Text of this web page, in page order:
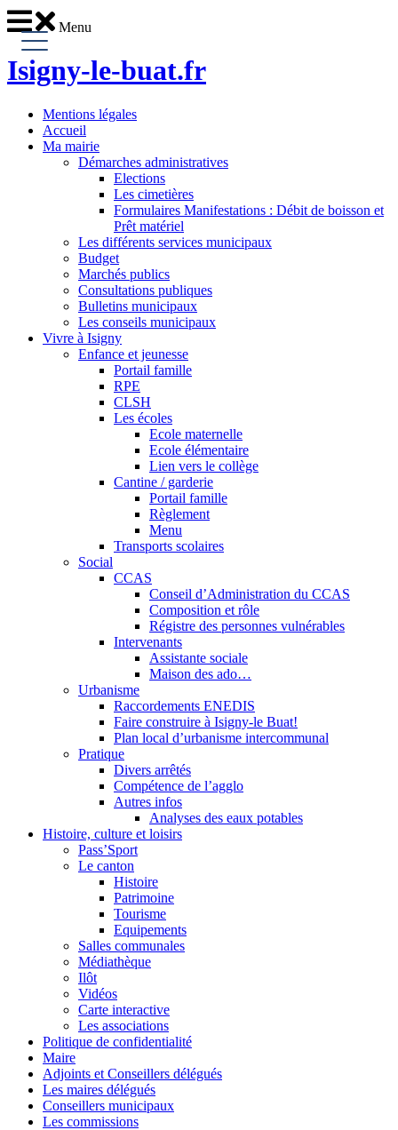
Menu
Isigny-le-buat.fr
Mentions légales
Accueil
Ma mairie
Démarches administratives
Elections
Les cimetières
Formulaires Manifestations : Débit de boisson et
Prêt matériel
Les différents services municipaux
Budget
Marchés publics
Consultations publiques
Bulletins municipaux
Les conseils municipaux
Vivre à Isigny
Enfance et jeunesse
Portail famille
RPE
CLSH
Les écoles
Ecole maternelle
Ecole élémentaire
Lien vers le collège
Cantine / garderie
Portail famille
Règlement
Menu
Transports scolaires
Social
CCAS
Conseil d’Administration du CCAS
Composition et rôle
Régistre des personnes vulnérables
Intervenants
Assistante sociale
Maison des ado…
Urbanisme
Raccordements ENEDIS
Faire construire à Isigny-le Buat!
Plan local d’urbanisme intercommunal
Pratique
Divers arrêtés
Compétence de l’agglo
Autres infos
Analyses des eaux potables
Histoire, culture et loisirs
Pass’Sport
Le canton
Histoire
Patrimoine
Tourisme
Equipements
Salles communales
Médiathèque
Ilôt
Vidéos
Carte interactive
Les associations
Politique de confidentialité
Maire
Adjoints et Conseillers délégués
Les maires délégués
Conseillers municipaux
Les commissions